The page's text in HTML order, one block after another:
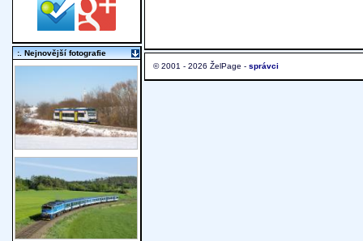
© 2001 - 2026 ŽelPage - správci
:. Nejnovější fotografie